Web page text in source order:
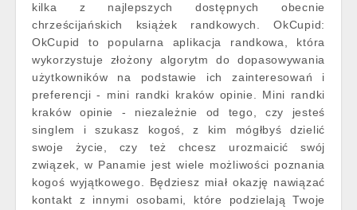
kilka z najlepszych dostępnych obecnie
chrześcijańskich książek randkowych. OkCupid:
OkCupid to popularna aplikacja randkowa, która
wykorzystuje złożony algorytm do dopasowywania
użytkowników na podstawie ich zainteresowań i
preferencji - mini randki kraków opinie. Mini randki
kraków opinie - niezależnie od tego, czy jesteś
singlem i szukasz kogoś, z kim mógłbyś dzielić
swoje życie, czy też chcesz urozmaicić swój
związek, w Panamie jest wiele możliwości poznania
kogoś wyjątkowego. Będziesz miał okazję nawiązać
kontakt z innymi osobami, które podzielają Twoje